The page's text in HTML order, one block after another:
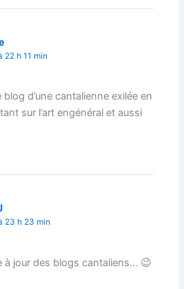
22 h 11 min
d’une cantalienne exilée en
sur l’art engénéral et aussi
23 h 23 min
à jour des blogs cantaliens… 😉